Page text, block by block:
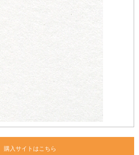
購入サイトはこちら